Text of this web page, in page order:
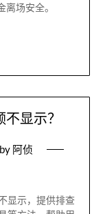
场安全。
显示？
by 阿侦
显示，提供排查